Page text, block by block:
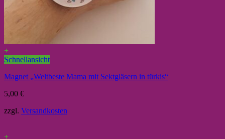
+
Schnellansicht
Magnet „Weltbeste Mama mit Sektgläsern in türkis“
5,00 €
zzgl. Versandkosten
+